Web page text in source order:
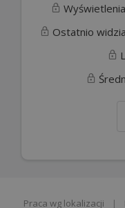
Wyświetlenia
Ostatnio
Praca wg lokalizacji |